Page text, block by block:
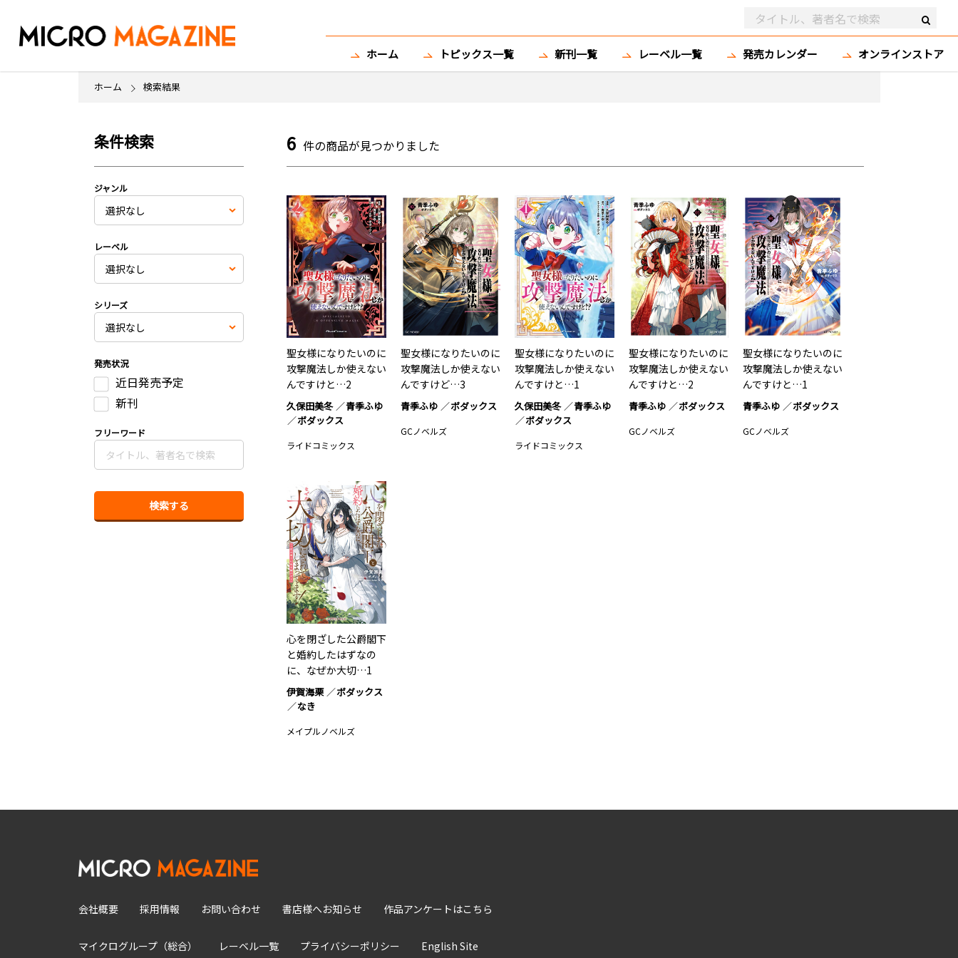
ホーム トピックス一覧 新刊一覧 レーベル一覧 発売カレンダー オンラインストア
ホーム 検索結果
条件検索
ジャンル
レーベル
シリーズ
発売状況
近日発売予定
新刊
フリーワード
6 件の商品が見つかりました
聖女様になりたいのに
攻撃魔法しか使えない
んですけと…2
久保田美冬
青季ふゆ
ボダックス
ライドコミックス
聖女様になりたいのに
攻撃魔法しか使えない
んですけど…3
青季ふゆ ボダックス
GCノベルズ
聖女様になりたいのに
攻撃魔法しか使えない
んですけと…1
久保田美冬
青季ふゆ
ボダックス
ライドコミックス
聖女様になりたいのに
攻撃魔法しか使えない
んですけと…2
青季ふゆ ボダックス
GCノベルズ
聖女様になりたいのに
攻撃魔法しか使えない
んですけと…1
青季ふゆ ボダックス
GCノベルズ
心を閉ざした公爵閣下
と婚約したはずなの
に、なぜか大切…1
伊賀海栗
ボダックス
なき
メイプルノベルズ
会社概要 採用情報 お問い合わせ 書店様へお知らせ 作品アンケートはこちら
マイクログループ（総合） レーベル一覧 プライバシーポリシー English Site